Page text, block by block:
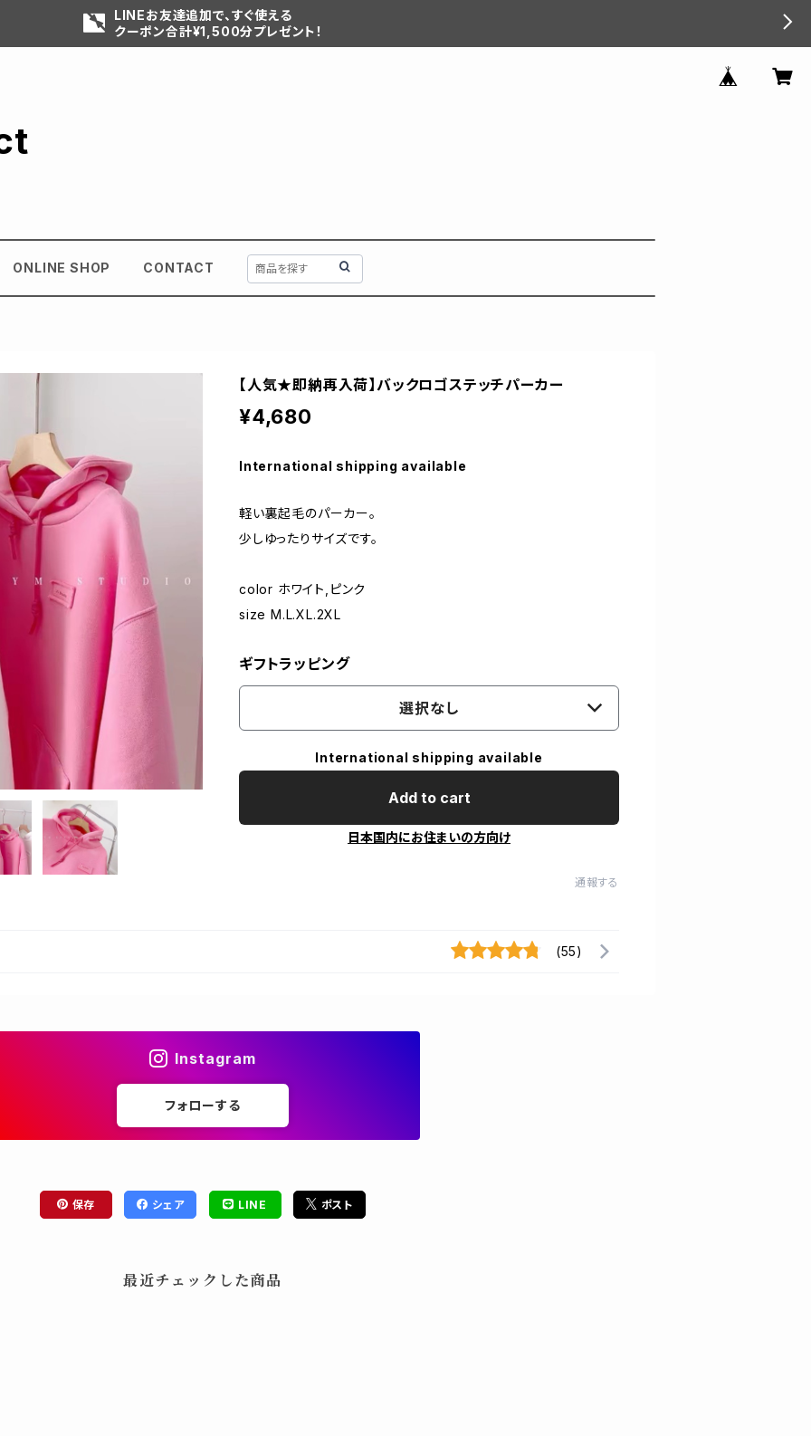
LINEお友達追加で、すぐ使える
クーポン合計¥1,500分プレゼント！
ONLINE SHOP CONTACT
【人気★即納再入荷】バックロゴステッチパーカー
¥4,680
International shipping available
軽い裏起毛のパーカー。
少しゆったりサイズです。
color ホワイト,ピンク
size M.L.XL.2XL
ギフトラッピング
選択なし
International shipping available
Add to cart
日本国内にお住まいの方向け
通報する
(55)
Instagram
フォローする
保存 シェア LINE ポスト
最近チェックした商品